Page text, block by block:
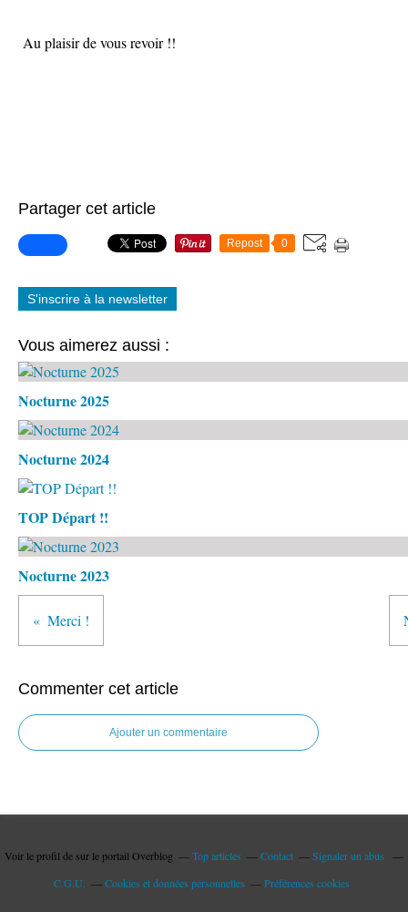
Au plaisir de vous revoir !!
Partager cet article
Repost 0
S'inscrire à la newsletter
Vous aimerez aussi :
Nocturne 2025
Nocturne 2024
TOP Départ !!
Nocturne 2023
Merci !
Commenter cet article
Ajouter un commentaire
Voir le profil de sur le portail Overblog Top articles Contact
Signaler un abus
C.G.U.
Cookies et données personnelles Préférences cookies